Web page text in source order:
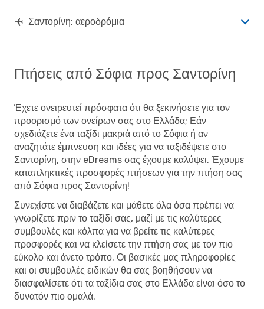
SOF- JTR
Aegean Airlines1 Στάση
Σαντορίνη: αεροδρόμια
Πτήσεις από Σόφια προς Σαντορίνη
Έχετε ονειρευτεί πρόσφατα ότι θα ξεκινήσετε για τον
προορισμό των ονείρων σας στο Ελλάδα; Εάν
σχεδιάζετε ένα ταξίδι μακριά από το Σόφια ή αν
αναζητάτε έμπνευση και ιδέες για να ταξιδέψετε στο
Σαντορίνη, στην eDreams σας έχουμε καλύψει. Έχουμε
καταπληκτικές προσφορές πτήσεων για την πτήση σας
από Σόφια προς Σαντορίνη!
Συνεχίστε να διαβάζετε και μάθετε όλα όσα πρέπει να
γνωρίζετε πριν το ταξίδι σας, μαζί με τις καλύτερες
συμβουλές και κόλπα για να βρείτε τις καλύτερες
προσφορές και να κλείσετε την πτήση σας με τον πιο
εύκολο και άνετο τρόπο. Οι βασικές μας πληροφορίες
και οι συμβουλές ειδικών θα σας βοηθήσουν να
διασφαλίσετε ότι τα ταξίδια σας στο Ελλάδα είναι όσο το
δυνατόν πιο ομαλά.